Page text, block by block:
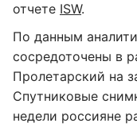
отчете ISW.
По данным
сосредоточены в
Пролетарский на
Спутниковые
недели россияне